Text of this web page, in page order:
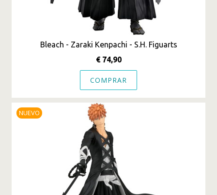
Bleach - Zaraki Kenpachi - S.H. Figuarts
€ 74,90
COMPRAR
NUEVO